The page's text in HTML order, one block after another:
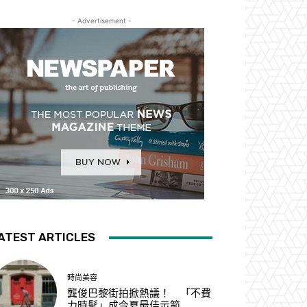
- Advertisement -
ARTICLES
時尚美容
龔俊巴黎街拍掀熱議！ 「不費